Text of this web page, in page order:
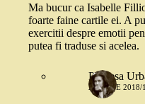
Ma bucur ca Isabelle
foarte faine cartile ei. A
exercitii despre emotii
putea fi traduse si acelea.
Printesa
29 IUNIE 2018/